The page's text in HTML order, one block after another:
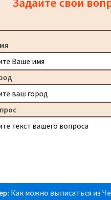
Как можно выписаться из